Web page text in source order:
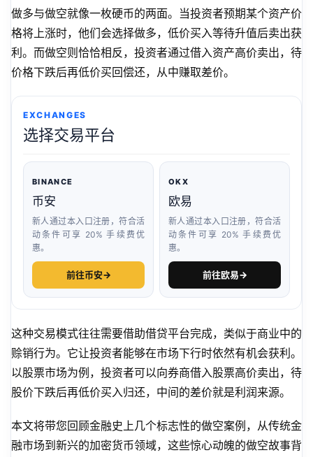
做多与做空就像一枚硬币的两面。当投资者预期某个资产价
格将上涨时，他们会选择做多，低价买入等待升值后卖出获
利。而做空则恰恰相反，投资者通过借入资产高价卖出，待
价格下跌后再低价买回偿还，从中赚取差价。
EXCHANGES
选择交易平台
BINANCE
币安
新人通过本入口注册，符合活
动条件可享 20% 手续费优
惠。
前往币安→
OKX
欧易
新人通过本入口注册，符合活
动条件可享 20% 手续费优
惠。
前往欧易→
这种交易模式往往需要借助借贷平台完成，类似于商业中的
赊销行为。它让投资者能够在市场下行时依然有机会获利。
以股票市场为例，投资者可以向券商借入股票高价卖出，待
股价下跌后再低价买入归还，中间的差价就是利润来源。
本文将带您回顾金融史上几个标志性的做空案例，从传统金
融市场到新兴的加密货币领域，这些惊心动魄的做空故事背